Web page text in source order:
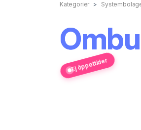
Kategorier
Ej öppettider